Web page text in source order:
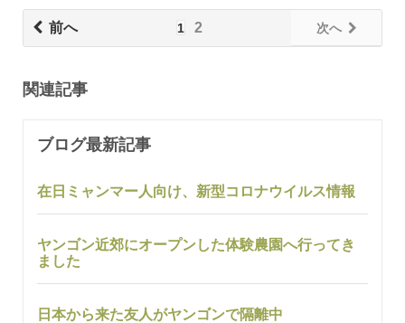
前へ 次へ
1 2
関連記事
ブログ最新記事
在日ミャンマー人向け、新型コロナウイルス情報
ヤンゴン近郊にオープンした体験農園へ行ってき
ました
日本から来た友人がヤンゴンで隔離中